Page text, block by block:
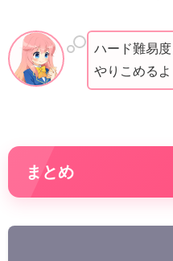
ハード難易
やりこめるよ
まとめ